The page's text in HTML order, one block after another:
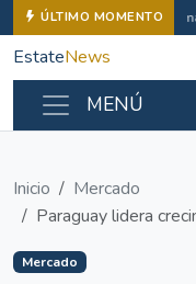
ÚLTIMO MOMENTO
EstateNews
MENÚ
Inicio
Mercado
Paraguay lidera
Mercado